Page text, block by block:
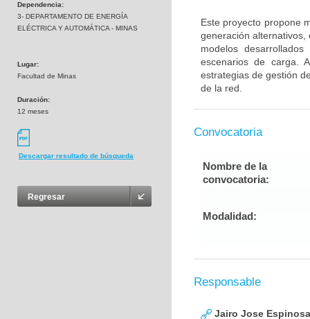
Dependencia:
3- DEPARTAMENTO DE ENERGÍA
ELÉCTRICA Y AUTOMÁTICA - MINAS
Lugar:
Facultad de Minas
Duración:
12 meses
Descargar resultado de búsqueda
Regresar
Este proyecto propone
generación alternativos,
modelos
escenarios de carga.
estrategias de gestión
de la red.
Convocatoria
Nombre de la
convocatoria:
Modalidad:
Responsable
Jairo Jose